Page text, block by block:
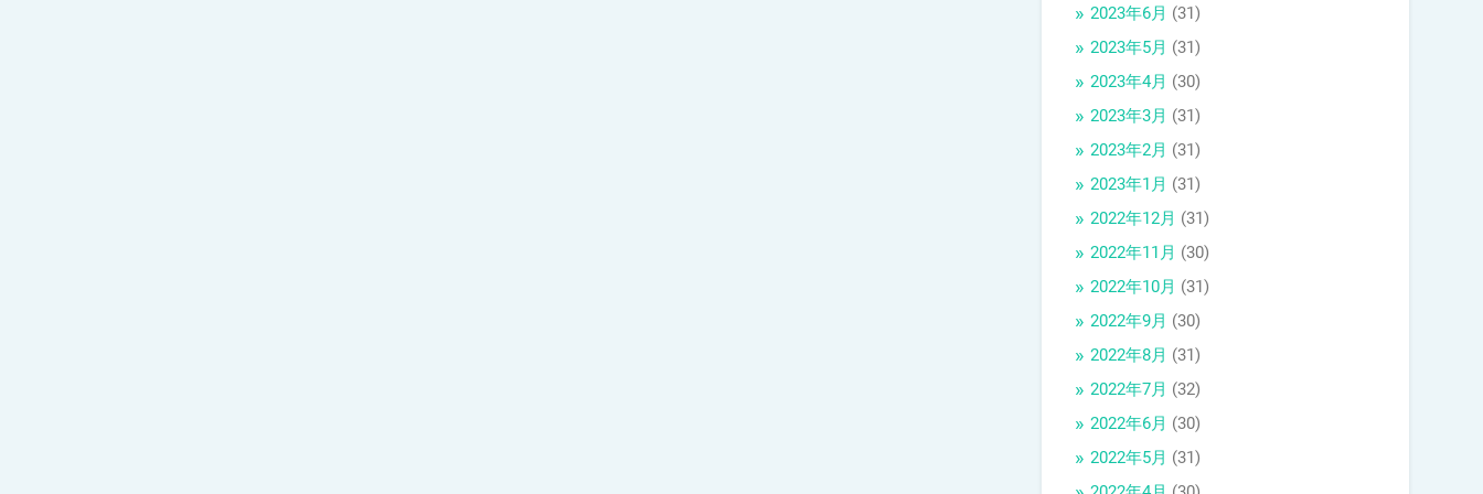
2023年6月 (31)
2023年5月 (31)
2023年4月 (30)
2023年3月 (31)
2023年2月 (31)
2023年1月 (31)
2022年12月 (31)
2022年11月 (30)
2022年10月 (31)
2022年9月 (30)
2022年8月 (31)
2022年7月 (32)
2022年6月 (30)
2022年5月 (31)